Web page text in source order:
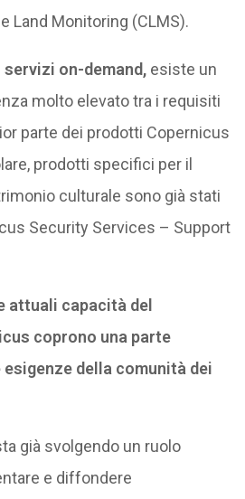
Land Monitoring (CLMS).
servizi on-demand,esiste un
molto elevato tra i requisiti
parte dei prodotti Copernicus
prodotti specifici per il
culturale sono già stati
Security Services – Support
attuali capacità del
coprono una parte
della comunità dei
già svolgendo un ruolo
e diffondere